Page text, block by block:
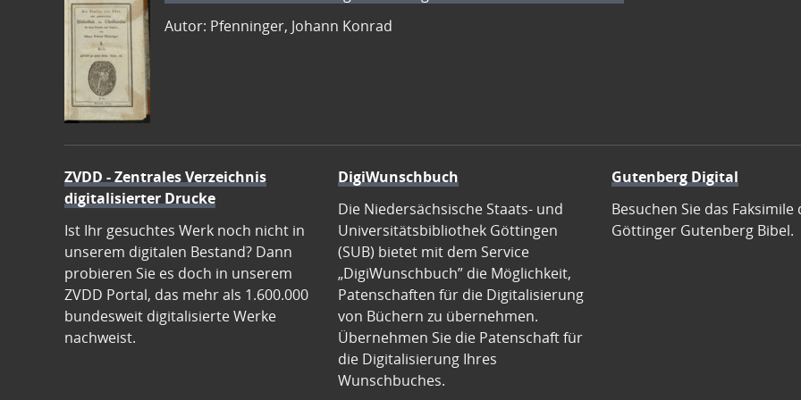
Autor: Pfenninger, Johann Konrad
ZVDD - Zentrales Verzeichnis
digitalisierter Drucke
Ist Ihr gesuchtes Werk noch nicht in
unserem digitalen Bestand? Dann
probieren Sie es doch in unserem
ZVDD Portal, das mehr als 1.600.000
bundesweit digitalisierte Werke
nachweist.
DigiWunschbuch
Die Niedersächsische Staats- und
Universitätsbibliothek Göttingen
(SUB) bietet mit dem Service
„DigiWunschbuch” die Möglichkeit,
Patenschaften für die Digitalisierung
von Büchern zu übernehmen.
Übernehmen Sie die Patenschaft für
die Digitalisierung Ihres
Wunschbuches.
Gutenberg Digital
Besuchen Sie das Faksimile
Göttinger Gutenberg Bibel.